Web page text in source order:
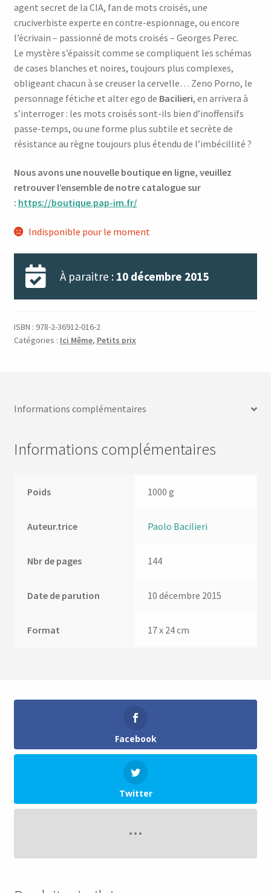
agent secret de la CIA, fan de mots croisés, une
cruciverbiste experte en contre-espionnage, ou encore
l’écrivain – passionné de mots croisés – Georges Perec.
Le mystère s’épaissit comme se compliquent les schémas
de cases blanches et noires, toujours plus complexes,
obligeant chacun à se creuser la cervelle… Zeno Porno, le
personnage fétiche et alter ego de Bacilieri, en arrivera à
s’interroger : les mots croisés sont-ils bien d’inoffensifs
passe-temps, ou une forme plus subtile et secrète de
résistance au règne toujours plus étendu de l’imbécillité ?
Nous avons une nouvelle boutique en ligne, veuillez
retrouver l’ensemble de notre catalogue sur
: https://boutique.pap-im.fr/
Indisponible pour le moment
À paraitre : 10 décembre 2015
ISBN : 978-2-36912-016-2
Catégories : Ici Même, Petits prix
Informations complémentaires
Informations complémentaires
Poids 1000 g
Auteur.trice Paolo Bacilieri
Nbr de pages 144
Date de parution 10 décembre 2015
Format 17 x 24 cm
Facebook
Twitter